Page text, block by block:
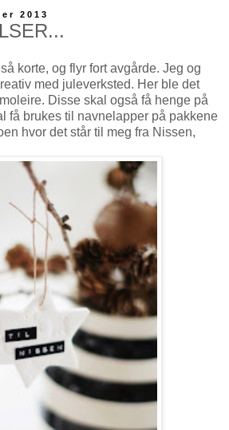
2013
korte, og flyr fort avgårde. Jeg og
med juleverksted. Her ble det
Disse skal også få henge på
få brukes til navnelapper på pakkene
hvor det står til meg fra Nissen,